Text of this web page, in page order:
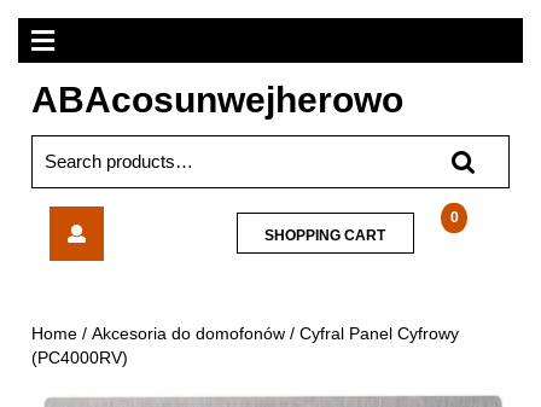
Skip
content
Open
Menu
ABAcosunwejherowo
for:
0
SHOPPING CARTSHOPPING
CART
Home /Akcesoria do domofonów / Cyfral Panel Cyfrowy
(PC4000RV)